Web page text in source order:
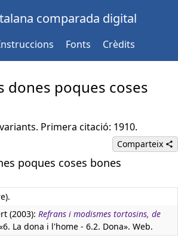
comparada digital
Fonts Crèdits
dones poques coses
Primera citació: 1910.
Comparteix
poques coses bones
(2003): Refrans i modismes tortosins, de
La dona i l'home - 6.2. Dona». Web.